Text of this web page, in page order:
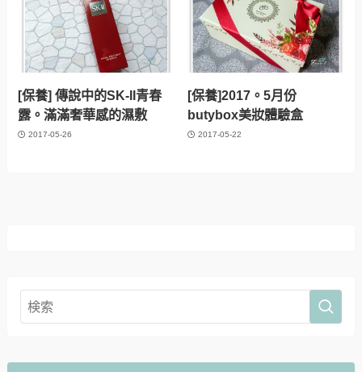
[保養] 傳說中的SK-II青春
露。滿滿奢華感的濕敷
2017-05-26
[保養]2017。5月份
butybox美妝體驗盒
2017-05-22